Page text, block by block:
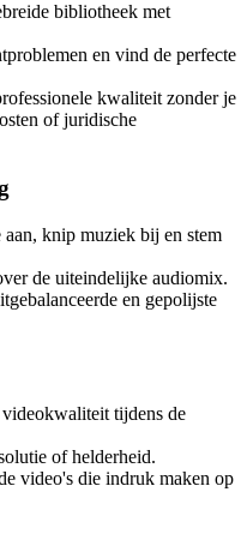
bibliotheek met
en vind de perfecte
kwaliteit zonder je
of juridische
aan, knip muziek bij en stem
de uiteindelijke audiomix.
en gepolijste
tijdens de
of helderheid.
video's die indruk maken op